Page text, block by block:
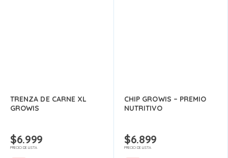
TRENZA DE CARNE XL
GROWIS
$6.999
PRECIO DE LISTA
CHIP GROWIS – PREMIO
NUTRITIVO
$6.899
PRECIO DE LISTA